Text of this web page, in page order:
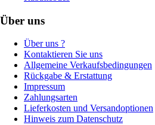
Über uns
Über uns ?
Kontaktieren Sie uns
Allgemeine Verkaufsbedingungen
Rückgabe & Erstattung
Impressum
Zahlungsarten
Lieferkosten und Versandoptionen
Hinweis zum Datenschutz